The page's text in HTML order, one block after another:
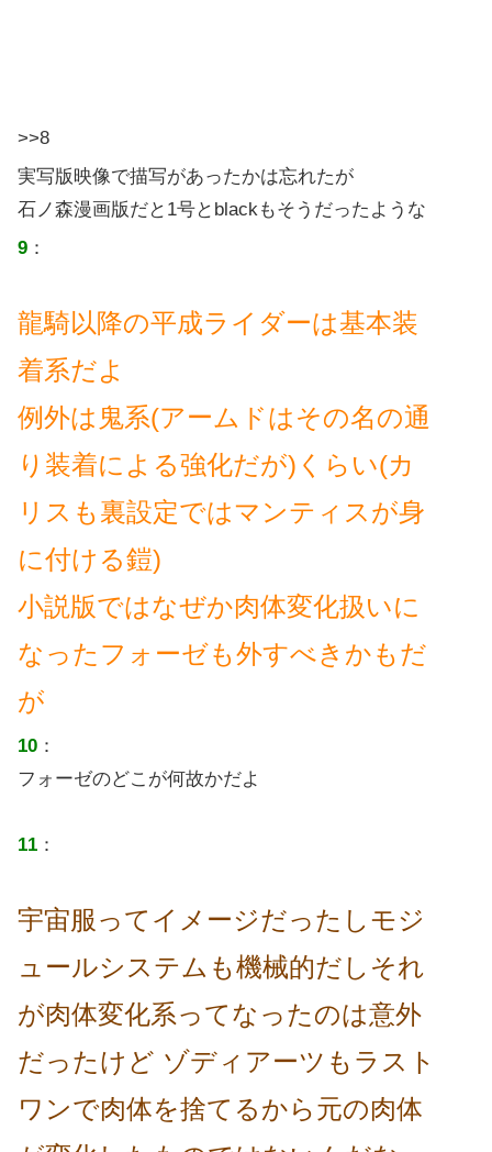
>>8
実写版映像で描写があったかは忘れたが
石ノ森漫画版だと1号とblackもそうだったような
9 ：
龍騎以降の平成ライダーは基本装
着系だよ
例外は鬼系(アームドはその名の通
り装着による強化だが)くらい(カ
リスも裏設定ではマンティスが身
に付ける鎧)
小説版ではなぜか肉体変化扱いに
なったフォーゼも外すべきかもだ
が
10 ：
フォーゼのどこが何故かだよ
11 ：
宇宙服ってイメージだったしモジ
ュールシステムも機械的だしそれ
が肉体変化系ってなったのは意外
だったけど ゾディアーツもラスト
ワンで肉体を捨てるから元の肉体